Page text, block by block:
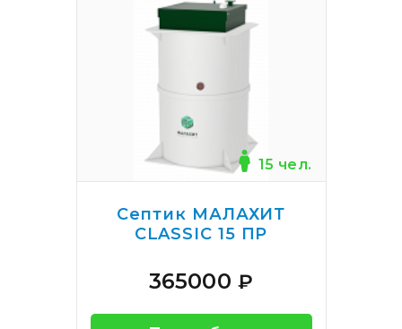
15 чел.
Септик МАЛАХИТ
CLASSIC 15 ПР
365000₽